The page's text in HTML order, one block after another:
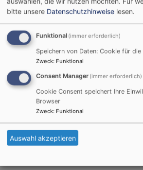
Impressum
Impressum für die evangelische
Heidenheim am Hahnenkamm.
www.heidenheim-hahnenkamm-
ein Angebot von der Evangelisch-
Kirche in Bayern.
Diese ist eine Körperschaft des
bitte unsere Datenschutzhinweise lesen.
Funktional (immer erforderlich)
Speichern von Daten: Cookie für
Zweck: Funktional
Consent Manager (immer erforderlich)
Cookie Consent speichert Ihre
Browser
Zweck: Funktional
Auswahl akzeptieren